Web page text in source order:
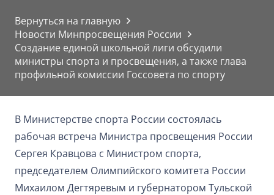
Вернуться на главную
Новости Минпросвещения России
Создание единой школьной лиги обсудили
министры спорта и просвещения, а также глава
профильной комиссии Госсовета по спорту
В Министерстве спорта России состоялась
рабочая встреча Министра просвещения России
Сергея Кравцова с Министром спорта,
председателем Олимпийского комитета России
Михаилом Дегтяревым и губернатором Тульской